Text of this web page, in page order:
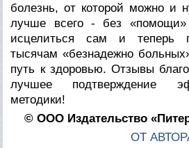
болезнь, от которой можно и
лучше всего - без «помощи»
исцелиться сам и теперь
тысячам «безнадежно
путь к здоровью. Отзывы
лучшее подтверждение
методики!
© ООО Издательство
ОТ